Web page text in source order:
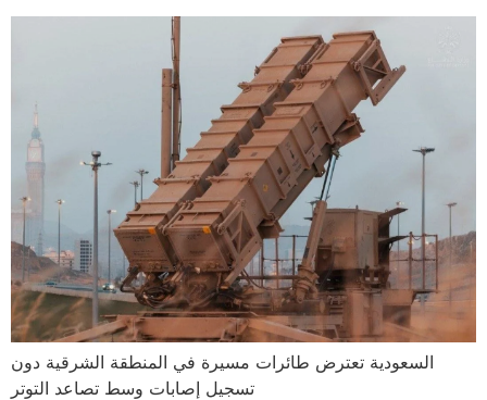
السعودية تعترض طائرات مسيرة في المنطقة الشرقية دون
تسجيل إصابات وسط تصاعد التوتر